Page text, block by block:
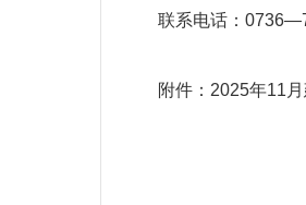
联系电话 ： 0736—
附件 ： 2025年11 月